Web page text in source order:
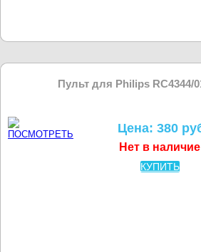
Пульт для Philips RC4344/
Цена: 380
Нет в наличие
КУПИТЬ